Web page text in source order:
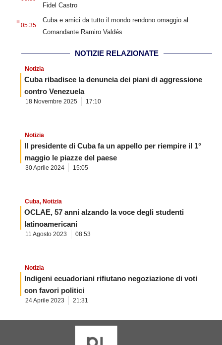
Fidel Castro
.05:35
Cuba e amici da tutto il mondo rendono omaggio al
Comandante Ramiro Valdés
NOTIZIE RELAZIONATE
Notizia
Cuba ribadisce la denuncia dei piani di aggressione
contro Venezuela
18 Novembre 2025 17:10
Notizia
Il presidente di Cuba fa un appello per riempire il 1°
maggio le piazze del paese
30 Aprile 2024 15:05
Cuba, Notizia
OCLAE, 57 anni alzando la voce degli studenti
latinoamericani
11 Agosto 2023 08:53
Notizia
Indigeni ecuadoriani rifiutano negoziazione di voti
con favori politici
24 Aprile 2023 21:31